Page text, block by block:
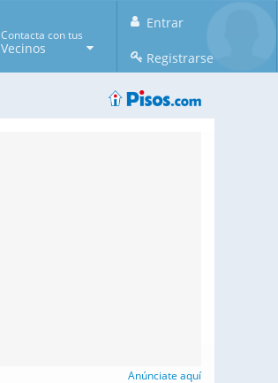
Entrar
Registrarse
Contacta con tus
Vecinos
Anúnciate aquí